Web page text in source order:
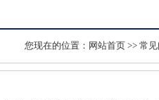
您现在的位置： 网站首页 >> 常